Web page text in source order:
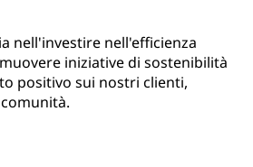
nell'investire nell'efficienza
iniziative di sostenibilità
positivo sui nostri clienti,